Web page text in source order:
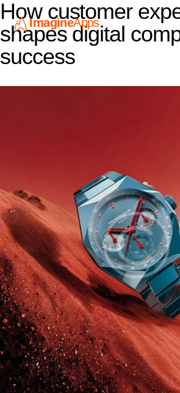
ImagineApps
How customer
shapes digital
success